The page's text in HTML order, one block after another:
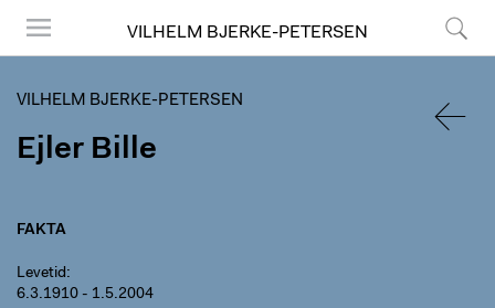
VILHELM BJERKE-PETERSEN
VILHELM BJERKE-PETERSEN
Ejler Bille
FAKTA
Levetid
6.3.1910 - 1.5.2004